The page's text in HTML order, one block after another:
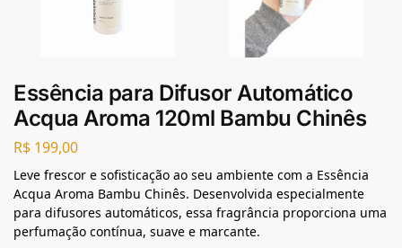
Essência para Difusor Automático
Acqua Aroma 120ml Bambu Chinês
R$ 199,00
Leve frescor e sofisticação ao seu ambiente com a Essência
Acqua Aroma Bambu Chinês. Desenvolvida especialmente
para difusores automáticos, essa fragrância proporciona uma
perfumação contínua, suave e marcante.